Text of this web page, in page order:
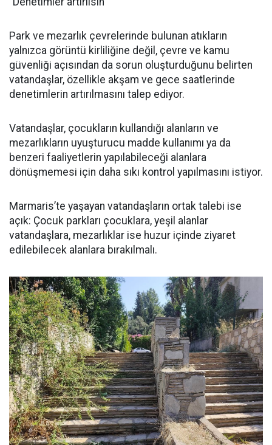
Park ve mezarlık çevrelerinde bulunan atıkların
yalnızca görüntü kirliliğine değil, çevre ve kamu
güvenliği açısından da sorun oluşturduğunu belirten
vatandaşlar, özellikle akşam ve gece saatlerinde
denetimlerin artırılmasını talep ediyor.
Vatandaşlar, çocukların kullandığı alanların ve
mezarlıkların uyuşturucu madde kullanımı ya da
benzeri faaliyetlerin yapılabileceği alanlara
dönüşmemesi için daha sıkı kontrol yapılmasını istiyor.
Marmaris’te yaşayan vatandaşların ortak talebi ise
açık: Çocuk parkları çocuklara, yeşil alanlar
vatandaşlara, mezarlıklar ise huzur içinde ziyaret
edilebilecek alanlara bırakılmalı.